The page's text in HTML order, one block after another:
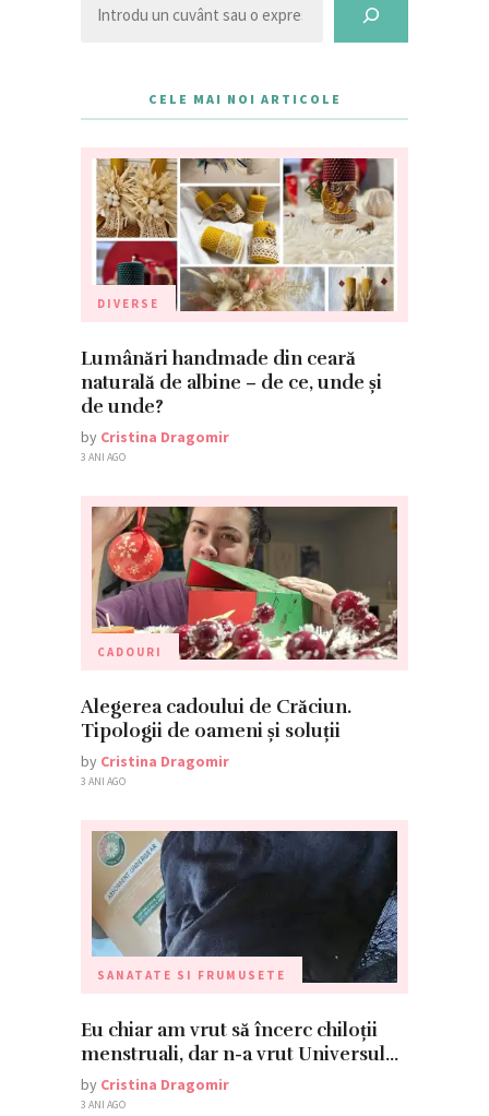
CELE MAI NOI ARTICOLE
DIVERSE
Lumânări handmade din ceară
naturală de albine – de ce, unde și
de unde?
by Cristina Dragomir
3 ANI AGO
CADOURI
Alegerea cadoului de Crăciun.
Tipologii de oameni și soluții
by Cristina Dragomir
3 ANI AGO
SANATATE SI FRUMUSETE
Eu chiar am vrut să încerc chiloții
menstruali, dar n-a vrut Universul…
by Cristina Dragomir
3 ANI AGO